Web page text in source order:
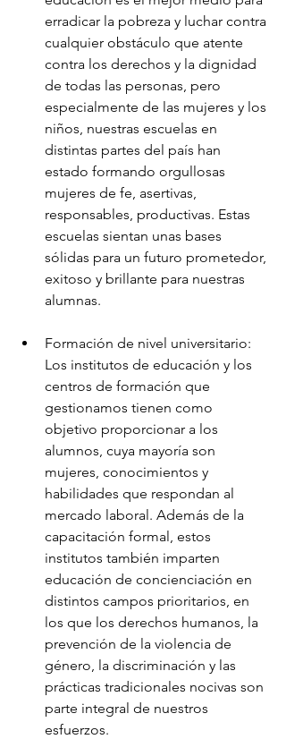
erradicar la pobreza y luchar contra
cualquier obstáculo que atente
contra los derechos y la dignidad
de todas las personas, pero
especialmente de las mujeres y los
niños, nuestras escuelas en
distintas partes del país han
estado formando orgullosas
mujeres de fe, asertivas,
responsables, productivas. Estas
escuelas sientan unas bases
sólidas para un futuro prometedor,
exitoso y brillante para nuestras
alumnas.
Formación de nivel universitario:
Los institutos de educación y los
centros de formación que
gestionamos tienen como
objetivo proporcionar a los
alumnos, cuya mayoría son
mujeres, conocimientos y
habilidades que respondan al
mercado laboral. Además de la
capacitación formal, estos
institutos también imparten
educación de concienciación en
distintos campos prioritarios, en
los que los derechos humanos, la
prevención de la violencia de
género, la discriminación y las
prácticas tradicionales nocivas son
parte integral de nuestros
esfuerzos.